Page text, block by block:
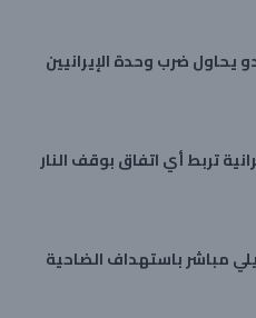
يحاول ضرب وحدة الإيرانيين
تربط أي اتفاق بوقف النار
مباشر باستهداف الضاحية